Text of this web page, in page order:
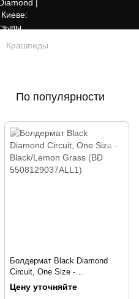
Крашпеды
По популярности
Болдермат Black Diamond
Circuit, One Size -
Black/Lemon Grass (BD
5508129037ALL1)
Цену уточняйте